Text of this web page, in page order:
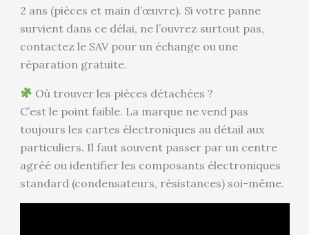
2 ans (pièces et main d’œuvre). Si votre panne
survient dans ce délai, ne l’ouvrez surtout pas,
contactez le SAV pour un échange ou une
réparation gratuite.
Où trouver les pièces détachées ?
C’est le point faible. La marque ne vend pas
toujours les cartes électroniques au détail aux
particuliers. Il faut souvent passer par un centre
agréé ou identifier les composants électroniques
standard (condensateurs, résistances) soi-même.